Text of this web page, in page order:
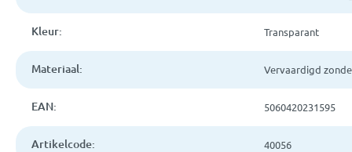
Kleur: Transparant
Materiaal: Vervaardigd
EAN: 5060420231595
Artikelcode: 40056